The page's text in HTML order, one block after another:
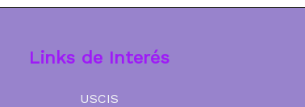
Links de Interés
USCIS